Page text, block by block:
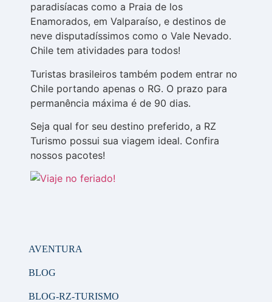
paradisíacas como a Praia de los
Enamorados, em Valparaíso, e destinos de
neve disputadíssimos como o Vale Nevado.
Chile tem atividades para todos!
Turistas brasileiros também podem entrar no
Chile portando apenas o RG. O prazo para
permanência máxima é de 90 dias.
Seja qual for seu destino preferido, a RZ
Turismo possui sua viagem ideal. Confira
nossos pacotes!
AVENTURA
BLOG
BLOG-RZ-TURISMO